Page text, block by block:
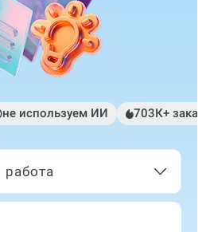
не используем ИИ 703К+
работа